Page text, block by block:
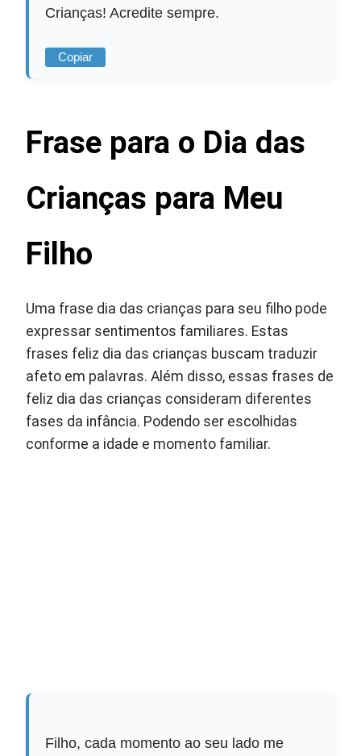
Crianças! Acredite sempre.
Copiar
Frase para o Dia das
Crianças para Meu
Filho
Uma frase dia das crianças para seu filho pode
expressar sentimentos familiares. Estas
frases feliz dia das crianças buscam traduzir
afeto em palavras. Além disso, essas frases de
feliz dia das crianças consideram diferentes
fases da infância. Podendo ser escolhidas
conforme a idade e momento familiar.
Filho, cada momento ao seu lado me